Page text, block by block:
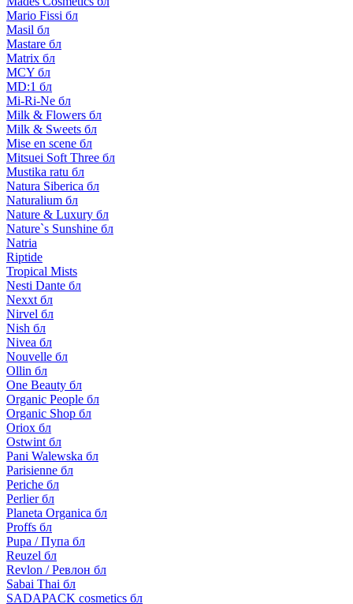
Mario Fissi бл
Masil бл
Mastare бл
Matrix бл
MCY бл
MD:1 бл
Mi-Ri-Ne бл
Milk & Flowers бл
Milk & Sweets бл
Mise en scene бл
Mitsuei Soft Three бл
Mustika ratu бл
Natura Siberica бл
Naturalium бл
Nature & Luxury бл
Nature`s Sunshine бл
Natria
Riptide
Tropical Mists
Nesti Dante бл
Nexxt бл
Nirvel бл
Nish бл
Nivea бл
Nouvelle бл
Ollin бл
One Beauty бл
Organic People бл
Organic Shop бл
Oriox бл
Ostwint бл
Pani Walewska бл
Parisienne бл
Periche бл
Perlier бл
Planeta Organica бл
Proffs бл
Pupa / Пупа бл
Reuzel бл
Revlon / Ревлон бл
Sabai Thai бл
SADAPACK cosmetics бл